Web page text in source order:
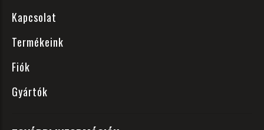
Kapcsolat
Termékeink
Fiók
Gyártók